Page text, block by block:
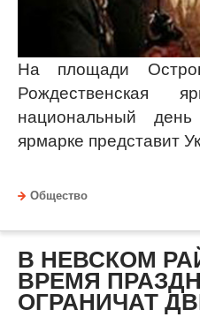
На площади
Рождественская
национальный
ярмарке представит
Общество
В НЕВСКОМ
ВРЕМЯ
ОГРАНИЧАТ